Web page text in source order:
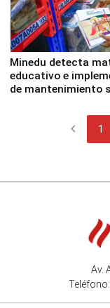
Minedu detecta
educativo e
de mantenimiento
chevron_left 1
Av.